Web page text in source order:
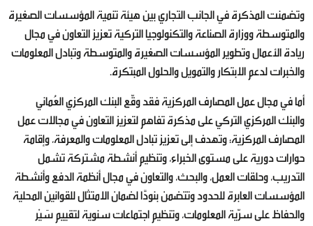
وتضمنت المذكرة في الجانب التجاري بين هيئة تنمية المؤسسات الصغيرة
والمتوسطة ووزارة الصناعة والتكنولوجيا التركية تعزيز التعاون في مجال
ريادة الأعمال وتطوير المؤسسات الصغيرة والمتوسطة وتبادل المعلومات
والخبرات لدعم الابتكار والتمويل والحلول المبتكرة.
أما في مجال عمل المصارف المركزية فقد وقّع البنك المركزي العُماني
والبنك المركزي التركي على مذكرة تفاهم لتعزيز التعاون في مجالات عمل
المصارف المركزية؛ وتهدف إلى تعزيز تبادل المعلومات والمعرفة، وإقامة
حوارات دورية على مستوى الخبراء، وتنظيم أنشطة مشتركة تشمل
التدريب، وحلقات العمل، والبحث، والتعاون في مجال أنظمة الدفع وأنشطة
المؤسسات العابرة للحدود وتتضمن بنودًا لضمان الامتثال للقوانين المحلية
والحفاظ على سرّية المعلومات، وتنظيم اجتماعات سنوية لتقييم سَيْر